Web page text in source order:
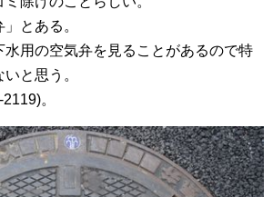
とある。
水用の空気弁を見ることがあるので特
と思う。
。